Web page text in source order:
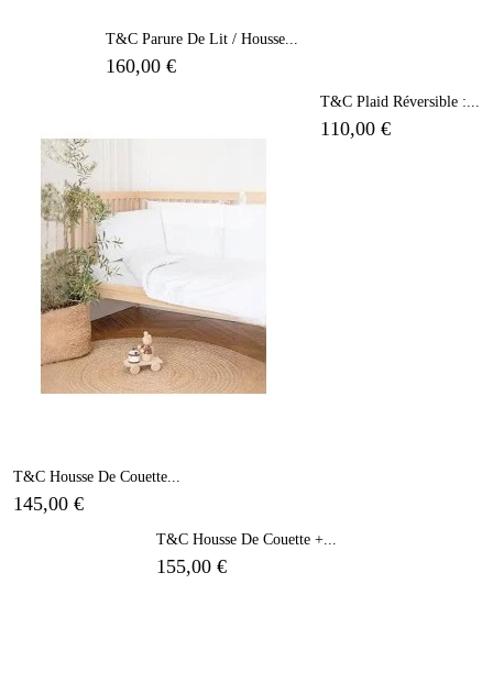
T&C Parure De Lit / Housse...
160,00 €
T&C Housse De Couette...
145,00 €
T&C Plaid Réversible :...
110,00 €
T&C Housse De Couette +...
155,00 €